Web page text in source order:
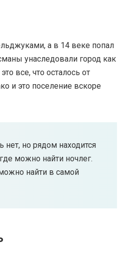
а в 14 веке попал
унаследовали город как
все, что осталось от
и это поселение вскоре
нет, но рядом находится
можно найти ночлег.
найти в самой